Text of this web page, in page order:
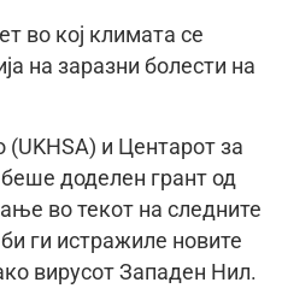
во кој климата се
на заразни болести на
и Центарот за
беше доделен грант од
во текот на следните
ги истражиле новите
вирусот Западен Нил.